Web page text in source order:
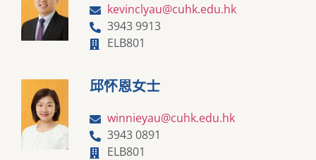
kevinclyau@cuhk.edu.hk
3943 9913
ELB801
邱怀恩女士
winnieyau@cuhk.edu.hk
3943 0891
ELB801